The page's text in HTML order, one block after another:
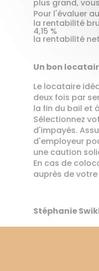
plus grand,
Pour l'évaluer
la rentabilité
4,15 %
la rentabilité
Un bon
Le locataire
deux fois par
la fin du bail et
Sélectionnez
d'impayés.
d'employeur
une caution
En cas de
auprès de
Stéphanie